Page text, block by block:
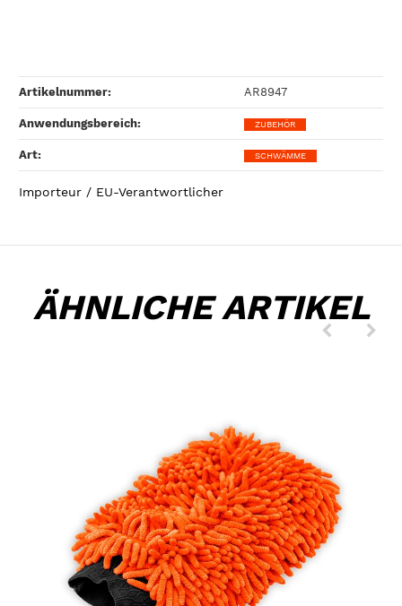
Artikelnummer: AR8947
Anwendungsbereich‍: ZUBEHÖR
Art‍: SCHWÄMME
Importeur / EU-Verantwortlicher
ÄHNLICHE ARTIKEL